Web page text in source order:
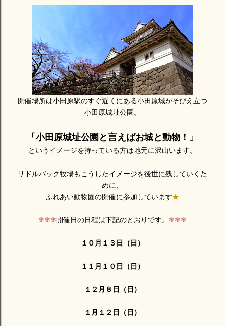
開催場所は小田原駅のすぐ近くにある小田原城がそびえ立つ
小田原城址公園。
「小田原城址公園と言えばお城と動物！」
というイメージを持っている方は地元に沢山います。
サドルバック牧場もこうしたイメージを後世に残していくた
めに、
ふれあい動物園の開催に参加しています★
✾✾✾開催日の日程は下記のとおりです。 ✾✾✾
１０月１３日（日）
１１月１０日（日）
１２月８日（日）
１月１２日（日）